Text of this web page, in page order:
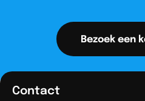
Bezoek een
Contact